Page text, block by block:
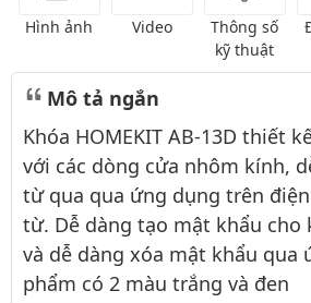
Hình ảnh Video
Thông số
kỹ thuật
Mô tả ngắn
Khóa HOMEKIT AB-13D thiết
với các dòng cửa nhôm kính,
từ qua qua ứng dụng trên
từ. Dễ dàng tạo mật khẩu cho
và dễ dàng xóa mật khẩu qua
phẩm có 2 màu trắng và đen